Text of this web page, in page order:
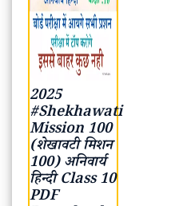
#Shekhawati
Mission 100
(शेखावटी मिशन
100) अनिवार्य
हिन्दी Class 10
PDF
Download